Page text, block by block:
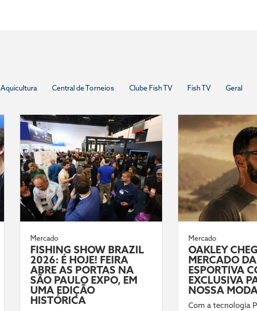
Aquicultura Central de Torneios Clube Fish TV Fish TV Geral
Mercado
FISHING SHOW BRAZIL
2026: É HOJE! FEIRA
ABRE AS PORTAS NA
SÃO PAULO EXPO, EM
UMA EDIÇÃO
HISTÓRICA
Mercado
OAKLEY
MERCADO
ESPORTIVA
EXCLUSIVA
NOSSA
Com a tecnologia